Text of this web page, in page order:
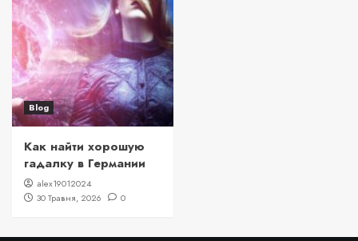
Blog
Как найти хорошую
гадалку в Германии
alex19012024
30 Травня, 2026
0